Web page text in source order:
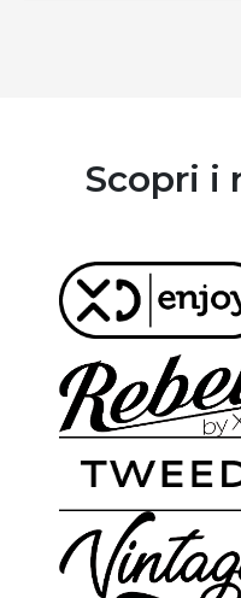
Scopri i